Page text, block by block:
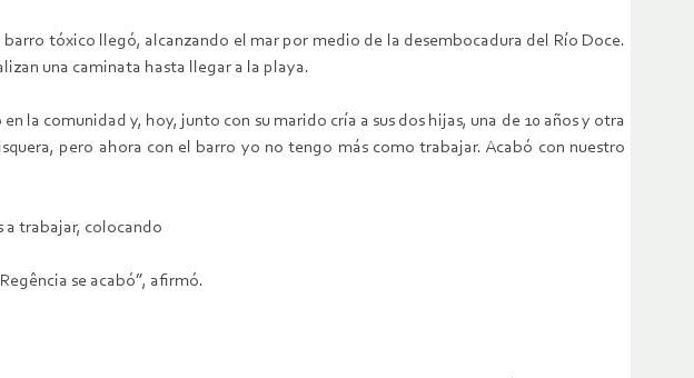
tóxico llegó, alcanzando el mar por medio de la desembocadura del Río Doce.
una caminata hasta llegar a la playa.
la comunidad y, hoy, junto con su marido cría a sus dos hijas, una de 10 años y otra
pero ahora con el barro yo no tengo más como trabajar. Acabó con nuestro
a trabajar, colocando
se acabó”, afirmó.